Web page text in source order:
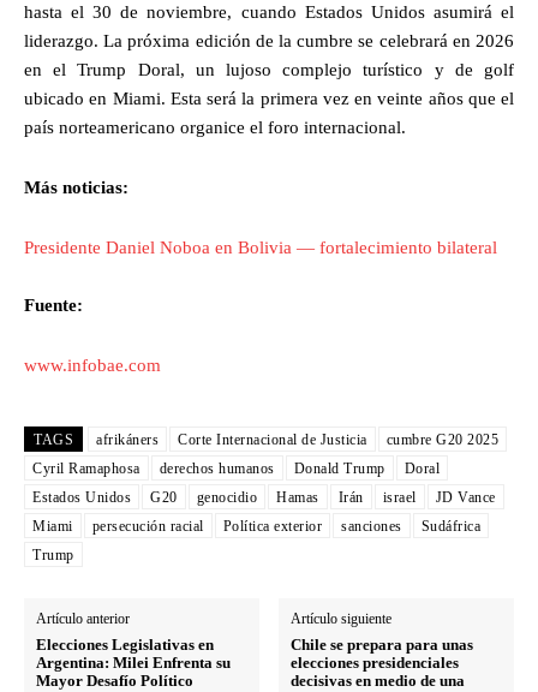
hasta el 30 de noviembre, cuando Estados Unidos asumirá el
liderazgo. La próxima edición de la cumbre se celebrará en 2026
en el Trump Doral, un lujoso complejo turístico y de golf
ubicado en Miami. Esta será la primera vez en veinte años que el
país norteamericano organice el foro internacional.
Más noticias:
Presidente Daniel Noboa en Bolivia — fortalecimiento bilateral
Fuente:
www.infobae.com
TAGS afrikáners Corte Internacional de Justicia
cumbre G20 2025
Cyril Ramaphosa
derechos humanos Donald Trump
Doral
Estados Unidos
G20 genocidio Hamas Irán israel
JD Vance
Miami
persecución racial Política exterior sanciones
Sudáfrica
Trump
Artículo anterior
Elecciones Legislativas en
Argentina: Milei Enfrenta su
Mayor Desafío Político
Artículo siguiente
Chile se prepara para unas
elecciones presidenciales
decisivas en medio de una